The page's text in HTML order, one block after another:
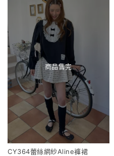
商品售完
CY364蕾絲網紗Aline褲裙